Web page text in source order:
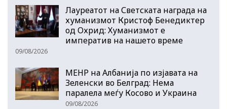
Лауреатот на Светската награда на
хуманизмот Кристоф Бенедиктер
од Охрид: Хуманизмот е
императив на нашето време
09/08/2026
МЕНР на Албанија по изјавата на
Зеленски во Белград: Нема
паралела меѓу Косово и Украина
09/08/2026